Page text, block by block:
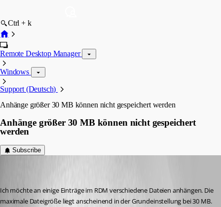
Ctrl + k
Remote Desktop Manager
Windows
Support (Deutsch)
Anhänge größer 30 MB können nicht gespeichert werden
Anhänge größer 30 MB können nicht gespeichert
werden
Subscribe
Ich möchte an einige Einträge im RDM verschiedene Dateien anhängen. Die
maximale Dateigröße liegt anscheinend in der Grundeinstellung bei 30 MB.